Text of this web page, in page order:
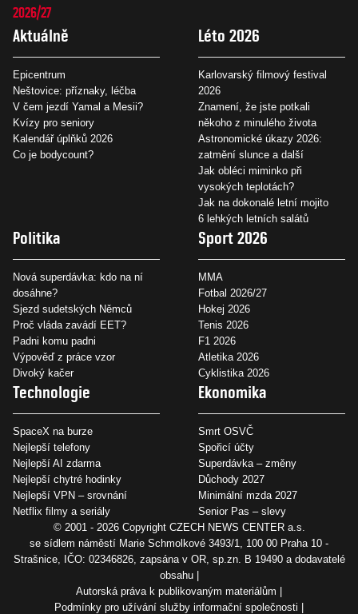
2026/27
Aktuálně
Epicentrum
Neštovice: příznaky, léčba
V čem jezdí Yamal a Mesii?
Kvízy pro seniory
Kalendář úplňků 2026
Co je bodycount?
Léto 2026
Karlovarský filmový festival
2026
Znamení, že jste potkali
někoho z minulého života
Astronomické úkazy 2026:
zatmění slunce a další
Jak obléci miminko při
vysokých teplotách?
Jak na dokonalé letní mojito
6 lehkých letních salátů
Politika
Nová superdávka: kdo na ní
dosáhne?
Sjezd sudetských Němců
Proč vláda zavádí EET?
Padni komu padni
Výpověď z práce vzor
Divoký kačer
Sport 2026
MMA
Fotbal 2026/27
Hokej 2026
Tenis 2026
F1 2026
Atletika 2026
Cyklistika 2026
Technologie
SpaceX na burze
Nejlepší telefony
Nejlepší AI zdarma
Nejlepší chytré hodinky
Nejlepší VPN – srovnání
Netflix filmy a seriály
Ekonomika
Smrt OSVČ
Spořicí účty
Superdávka – změny
Důchody 2027
Minimální mzda 2027
Senior Pas – slevy
© 2001 - 2026 Copyright CZECH NEWS CENTER a.s.
se sídlem náměstí Marie Schmolkové 3493/1, 100 00 Praha 10 -
Strašnice, IČO: 02346826, zapsána v OR, sp.zn. B 19490 a dodavatelé
obsahu
Autorská práva k publikovaným materiálům
Podmínky pro užívání služby informační společnosti